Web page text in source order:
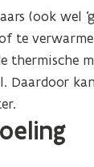
(ook wel
te
thermische
Daardoor